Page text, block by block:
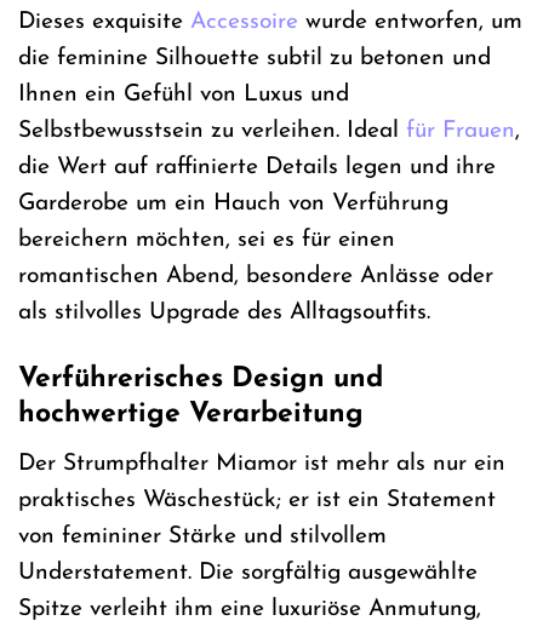
Dieses exquisite Accessoire wurde entworfen, um
die feminine Silhouette subtil zu betonen und
Ihnen ein Gefühl von Luxus und
Selbstbewusstsein zu verleihen. Ideal für Frauen,
die Wert auf raffinierte Details legen und ihre
Garderobe um ein Hauch von Verführung
bereichern möchten, sei es für einen
romantischen Abend, besondere Anlässe oder
als stilvolles Upgrade des Alltagsoutfits.
Verführerisches Design und
hochwertige Verarbeitung
Der Strumpfhalter Miamor ist mehr als nur ein
praktisches Wäschestück; er ist ein Statement
von femininer Stärke und stilvollem
Understatement. Die sorgfältig ausgewählte
Spitze verleiht ihm eine luxuriöse Anmutung,